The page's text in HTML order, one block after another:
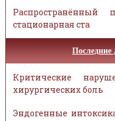
Распространённый
стационарная ста
Последние
Критические
хирургических боль
Эндогенные